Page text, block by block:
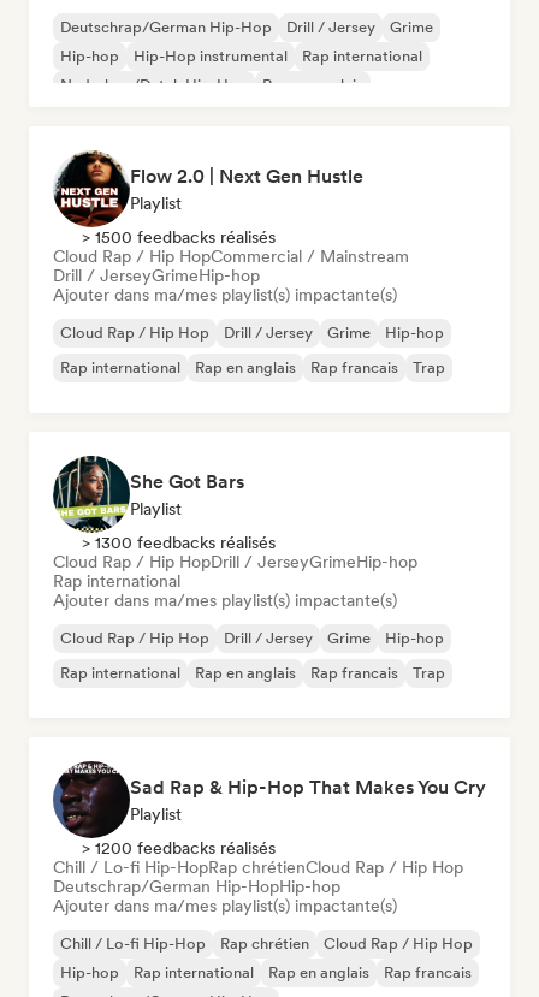
Deutschrap/German Hip-Hop Drill / Jersey
Grime
Hip-hop
Hip-Hop instrumental
Rap international
Nederhop/Dutch Hip-Hop
Rap en anglais
Flow 2.0 | Next Gen Hustle
Playlist
> 1500 feedbacks réalisés
Cloud Rap / Hip HopCommercial / Mainstream
Drill / JerseyGrimeHip-hop
Ajouter dans ma/mes playlist(s) impactante(s)
Cloud Rap / Hip Hop Drill / Jersey Grime
Hip-hop
Rap international
Rap en anglais Rap francais Trap
She Got Bars
Playlist
> 1300 feedbacks réalisés
Cloud Rap / Hip HopDrill / JerseyGrimeHip-hop
Rap international
Ajouter dans ma/mes playlist(s) impactante(s)
Cloud Rap / Hip Hop Drill / Jersey Grime
Hip-hop
Rap international
Rap en anglais Rap francais Trap
Sad Rap & Hip-Hop That Makes You Cry
Playlist
> 1200 feedbacks réalisés
Chill / Lo-fi Hip-HopRap chrétienCloud Rap / Hip Hop
Deutschrap/German Hip-HopHip-hop
Ajouter dans ma/mes playlist(s) impactante(s)
Chill / Lo-fi Hip-Hop Rap chrétien
Cloud Rap / Hip Hop
Hip-hop
Rap international Rap en anglais
Rap francais